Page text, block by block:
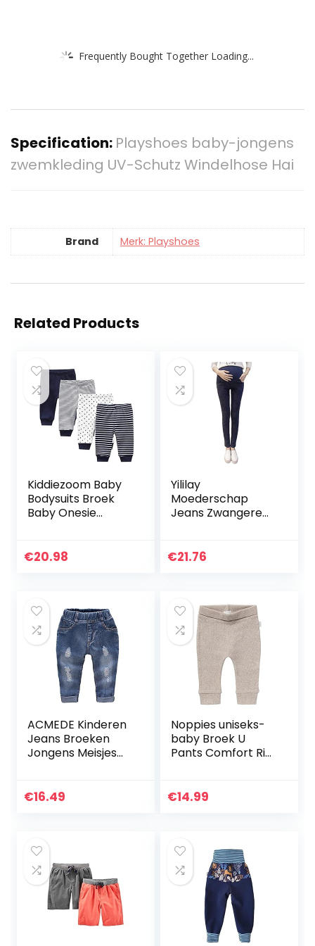
Frequently Bought Together Loading...
Specification: Playshoes baby-jongens
zwemkleding UV-Schutz Windelhose Hai
Brand Merk: Playshoes
Related Products
Kiddiezoom Baby
Bodysuits Broek
Baby Onesie
Katoenen Caps
€20.98
Yililay
Moederschap
Jeans Zwangere
Protection for
€21.76
ACMEDE Kinderen
Jeans Broeken
Jongens Meisjes
Broeken
€16.49
Noppies uniseks-
baby Broek U
Pants Comfort Rib
€14.99